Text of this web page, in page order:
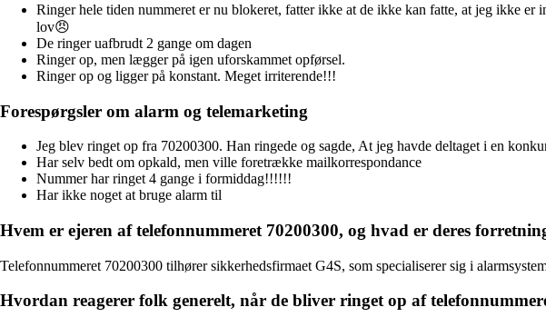
Ringer hele tiden nummeret er nu blokeret, fatter ikke at de ikke kan fatte, at jeg ikke
lov😠
De ringer uafbrudt 2 gange om dagen
Ringer op, men lægger på igen uforskammet opførsel.
Ringer op og ligger på konstant. Meget irriterende!!!
Forespørgsler om alarm og telemarketing
Jeg blev ringet op fra 70200300. Han ringede og sagde, At jeg havde deltaget i en
Har selv bedt om opkald, men ville foretrække mailkorrespondance
Nummer har ringet 4 gange i formiddag!!!!!!
Har ikke noget at bruge alarm til
Hvem er ejeren af telefonnummeret 70200300, og hvad er deres
Telefonnummeret 70200300 tilhører sikkerhedsfirmaet G4S, som specialiserer sig i
Hvordan reagerer folk generelt, når de bliver ringet op af